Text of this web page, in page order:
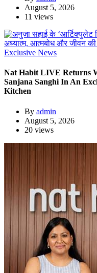
August 5, 2026
11 views
Exclusive News
Nat Habit LIVE Returns
Sanjana Sanghi In An
Kitchen
By admin
August 5, 2026
20 views